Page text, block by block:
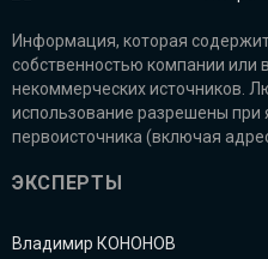
Информация, которая
собственностью компании или
некоммерческих источников.
использование разрешены при
первоисточника (включая
ЭКСПЕРТЫ
Владимир КОНОНОВ